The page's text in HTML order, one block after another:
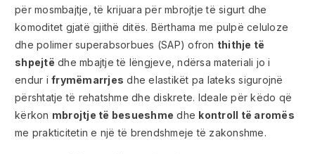
për mosmbajtje, të krijuara për mbrojtje të sigurt dhe
komoditet gjatë gjithë ditës. Bërthama me pulpë celuloze
dhe polimer superabsorbues (SAP) ofron thithje të
shpejtë dhe mbajtje të lëngjeve, ndërsa materiali jo i
endur i frymëmarrjes dhe elastikët pa lateks sigurojnë
përshtatje të rehatshme dhe diskrete. Ideale për këdo që
kërkon mbrojtje të besueshme dhe kontroll të aromës
me prakticitetin e një të brendshmeje të zakonshme.